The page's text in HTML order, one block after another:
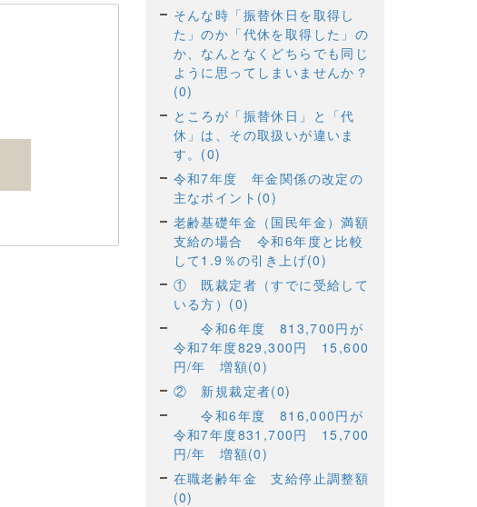
そんな時「振替休日を取得し
た」のか「代休を取得した」の
か、なんとなくどちらでも同じ
ように思ってしまいませんか？
(0)
ところが「振替休日」と「代
休」は、その取扱いが違いま
す。(0)
令和7年度 年金関係の改定の
主なポイント(0)
老齢基礎年金（国民年金）満額
支給の場合 令和6年度と比較
して1.9％の引き上げ(0)
① 既裁定者（すでに受給して
いる方）(0)
令和6年度 813,700円が
令和7年度829,300円 15,600
円/年 増額(0)
② 新規裁定者(0)
令和6年度 816,000円が
令和7年度831,700円 15,700
円/年 増額(0)
在職老齢年金 支給停止調整額
(0)